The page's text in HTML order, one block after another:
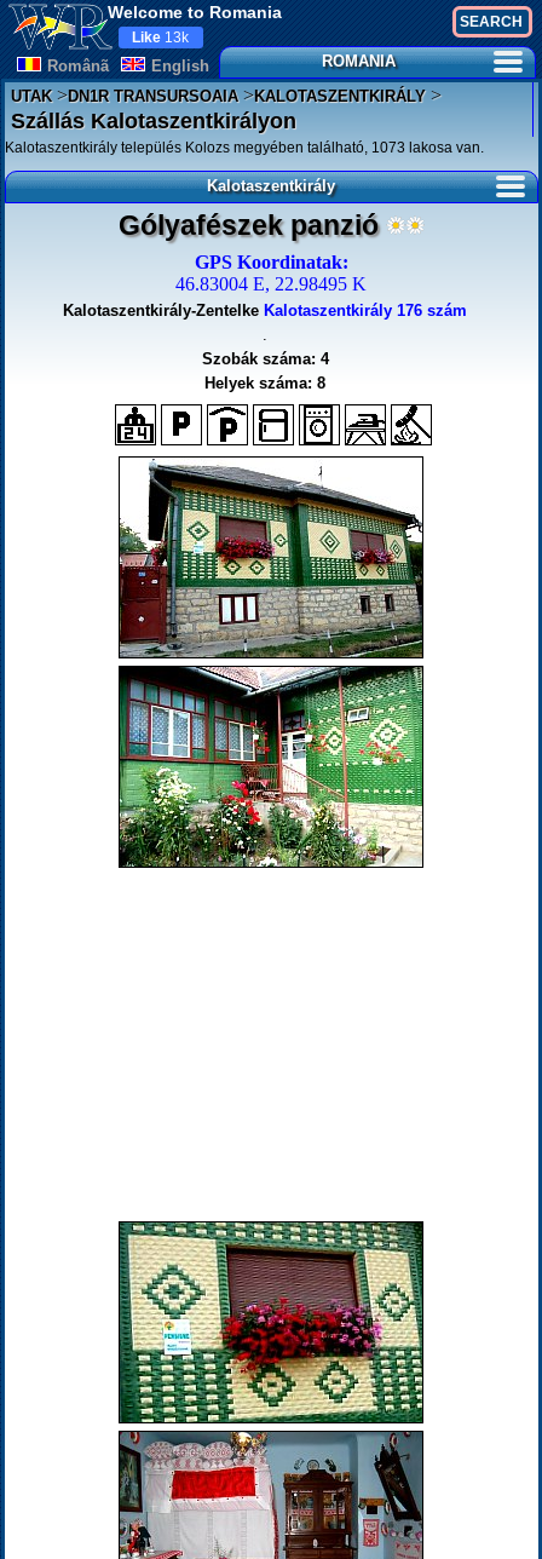
Welcome to Romania
Românã English
Like 13k
ROMANIA
UTAK>DN1R TRANSURSOAIA>KALOTASZENTKIRÁLY>
Szállás Kalotaszentkirályon
Kalotaszentkirály település Kolozs megyében található, 1073 lakosa van.
Kalotaszentkirály
Gólyafészek panzió
GPS Koordinatak:
46.83004 E, 22.98495 K
Kalotaszentkirály-Zentelke Kalotaszentkirály 176 szám
Szobák száma: 4
Helyek száma: 8